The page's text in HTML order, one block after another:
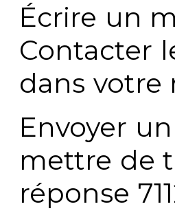
Écrire un
Contacter
dans votre
Envoyer
mettre de
réponse